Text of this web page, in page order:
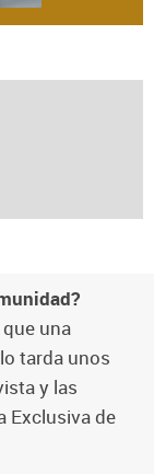
una
tarda unos
y las
Exclusiva de